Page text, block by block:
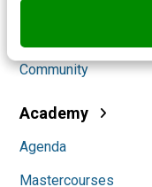
Community
Academy
Agenda
Mastercourses